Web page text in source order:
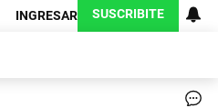
INGRESAR SUSCRIBITE